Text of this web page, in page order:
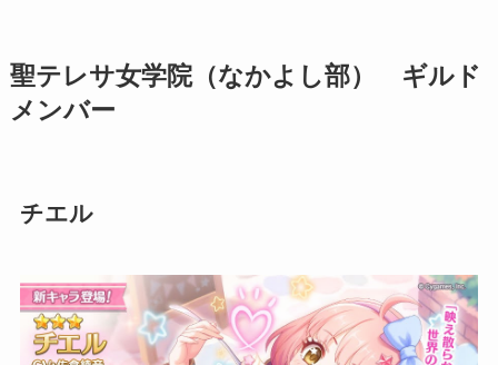
聖テレサ女学院（なかよし部） ギルド
メンバー
チエル